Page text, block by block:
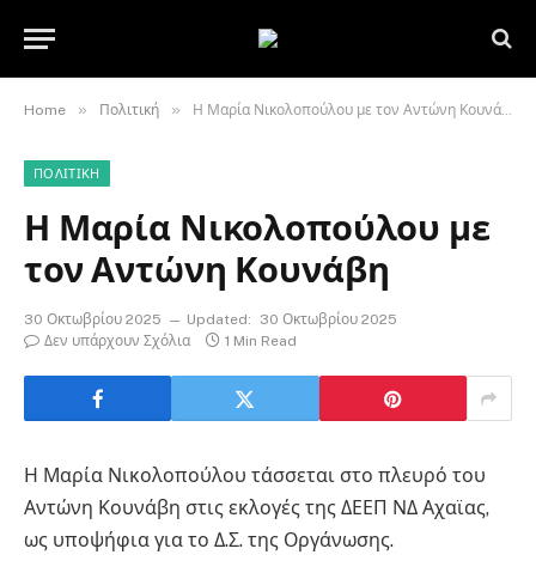
Home » Πολιτική » Η Μαρία Νικολοπούλου με τον Αντώνη Κουνάβη
ΠΟΛΙΤΙΚΉ
Η Μαρία Νικολοπούλου με
τον Αντώνη Κουνάβη
30 Οκτωβρίου 2025 Updated:
30 Οκτωβρίου 2025
Δεν υπάρχουν Σχόλια
1 Min Read
Η Μαρία Νικολοπούλου τάσσεται στο πλευρό του
Αντώνη Κουνάβη στις εκλογές της ΔΕΕΠ ΝΔ Αχαϊας,
ως υποψήφια για το Δ.Σ. της Οργάνωσης.